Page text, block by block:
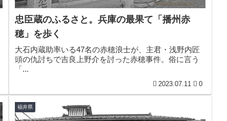
忠臣蔵のふるさと。兵庫の最果て「播州赤
穂」を歩く
大石内蔵助率いる47名の赤穂浪士が、主君・浅野内匠
頭の仇討ちで吉良上野介を討った赤穂事件。俗に言う
「...
2023.07.11 0
福井県